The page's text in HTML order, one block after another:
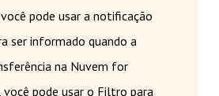
você pode usar a notificação
ser informado quando a
na Nuvem for
você pode usar o Filtro para